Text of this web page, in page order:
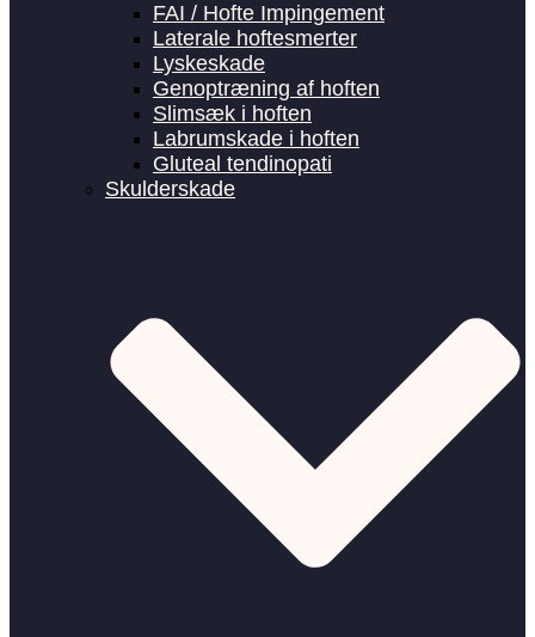
FAI / Hofte Impingement
Laterale hoftesmerter
Lyskeskade
Genoptræning af hoften
Slimsæk i hoften
Labrumskade i hoften
Gluteal tendinopati
Skulderskade